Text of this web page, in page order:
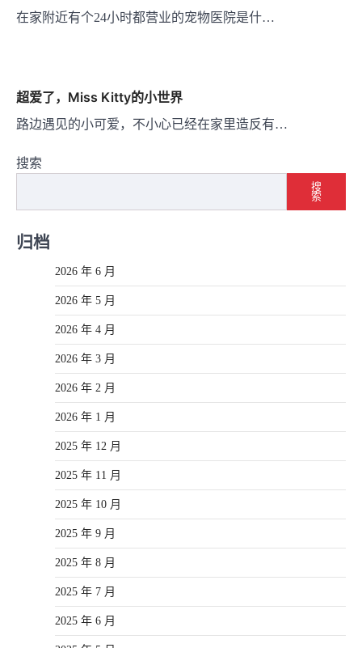
在家附近有个24小时都营业的宠物医院是什…
超爱了，Miss Kitty的小世界
路边遇见的小可爱，不小心已经在家里造反有…
搜索
搜
索
归档
2026 年 6 月
2026 年 5 月
2026 年 4 月
2026 年 3 月
2026 年 2 月
2026 年 1 月
2025 年 12 月
2025 年 11 月
2025 年 10 月
2025 年 9 月
2025 年 8 月
2025 年 7 月
2025 年 6 月